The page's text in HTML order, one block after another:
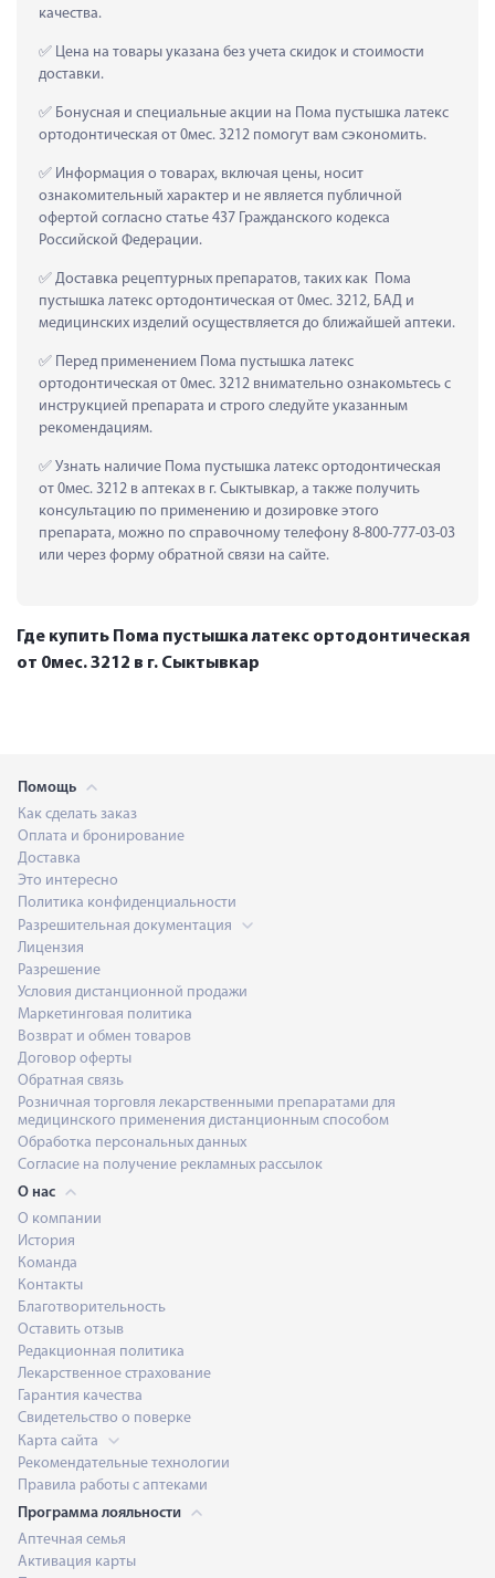
качества.
Цена на товары указана без учета скидок и стоимости
доставки.
Бонусная и специальные акции на Пома пустышка латекс
ортодонтическая от 0мес. 3212 помогут вам сэкономить.
Информация о товарах, включая цены, носит
ознакомительный характер и не является публичной
офертой согласно статье 437 Гражданского кодекса
Российской Федерации.
Доставка рецептурных препаратов, таких как  Пома
пустышка латекс ортодонтическая от 0мес. 3212, БАД и
медицинских изделий осуществляется до ближайшей аптеки.
Перед применением Пома пустышка латекс
ортодонтическая от 0мес. 3212 внимательно ознакомьтесь с
инструкцией препарата и строго следуйте указанным
рекомендациям.
Узнать наличие Пома пустышка латекс ортодонтическая
от 0мес. 3212 в аптеках в г. Сыктывкар, а также получить
консультацию по применению и дозировке этого
препарата, можно по справочному телефону 8-800-777-03-03
или через форму обратной связи на сайте.
Где купить Пома пустышка латекс ортодонтическая
от 0мес. 3212 в г. Сыктывкар
Помощь
Как сделать заказ
Оплата и бронирование
Доставка
Это интересно
Политика конфиденциальности
Разрешительная документация
Лицензия
Разрешение
Условия дистанционной продажи
Маркетинговая политика
Возврат и обмен товаров
Договор оферты
Обратная связь
Розничная торговля лекарственными препаратами для
медицинского применения дистанционным способом
Обработка персональных данных
Согласие на получение рекламных рассылок
О нас
О компании
История
Команда
Контакты
Благотворительность
Оставить отзыв
Редакционная политика
Лекарственное страхование
Гарантия качества
Свидетельство о поверке
Карта сайта
Рекомендательные технологии
Правила работы с аптеками
Программа лояльности
Аптечная семья
Активация карты